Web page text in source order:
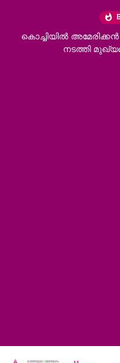
കൊച്ചിയിൽ
നടത്തി